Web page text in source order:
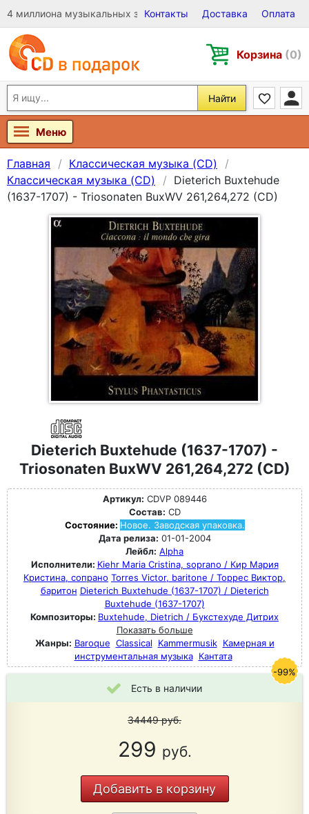
4 миллиона музыкальных записей на Виниле, CD и DVD
Контакты Доставка Оплата
Корзина (0)
Найти
Меню
Главная
Классическая музыка (CD)
Классическая музыка (CD)
Dieterich Buxtehude
(1637-1707) - Triosonaten BuxWV 261,264,272 (CD)
Dieterich Buxtehude (1637-1707) -
Triosonaten BuxWV 261,264,272 (CD)
Артикул: CDVP 089446
Состав: CD
Состояние: Новое. Заводская упаковка.
Дата релиза: 01-01-2004
Лейбл: Alpha
Исполнители: Kiehr Maria Cristina, soprano / Кир Мария
Кристина, сопрано Torres Victor, baritone / Торрес Виктор,
баритон Dieterich Buxtehude (1637-1707) / Dieterich
Buxtehude (1637-1707)
Композиторы: Buxtehude, Dietrich / Букстехуде Дитрих
Показать больше
Жанры: Baroque Classical Kammermusik Камерная и
инструментальная музыка Кантата
Есть в наличии
34449руб.
299 руб.
Добавить в корзину
-99%